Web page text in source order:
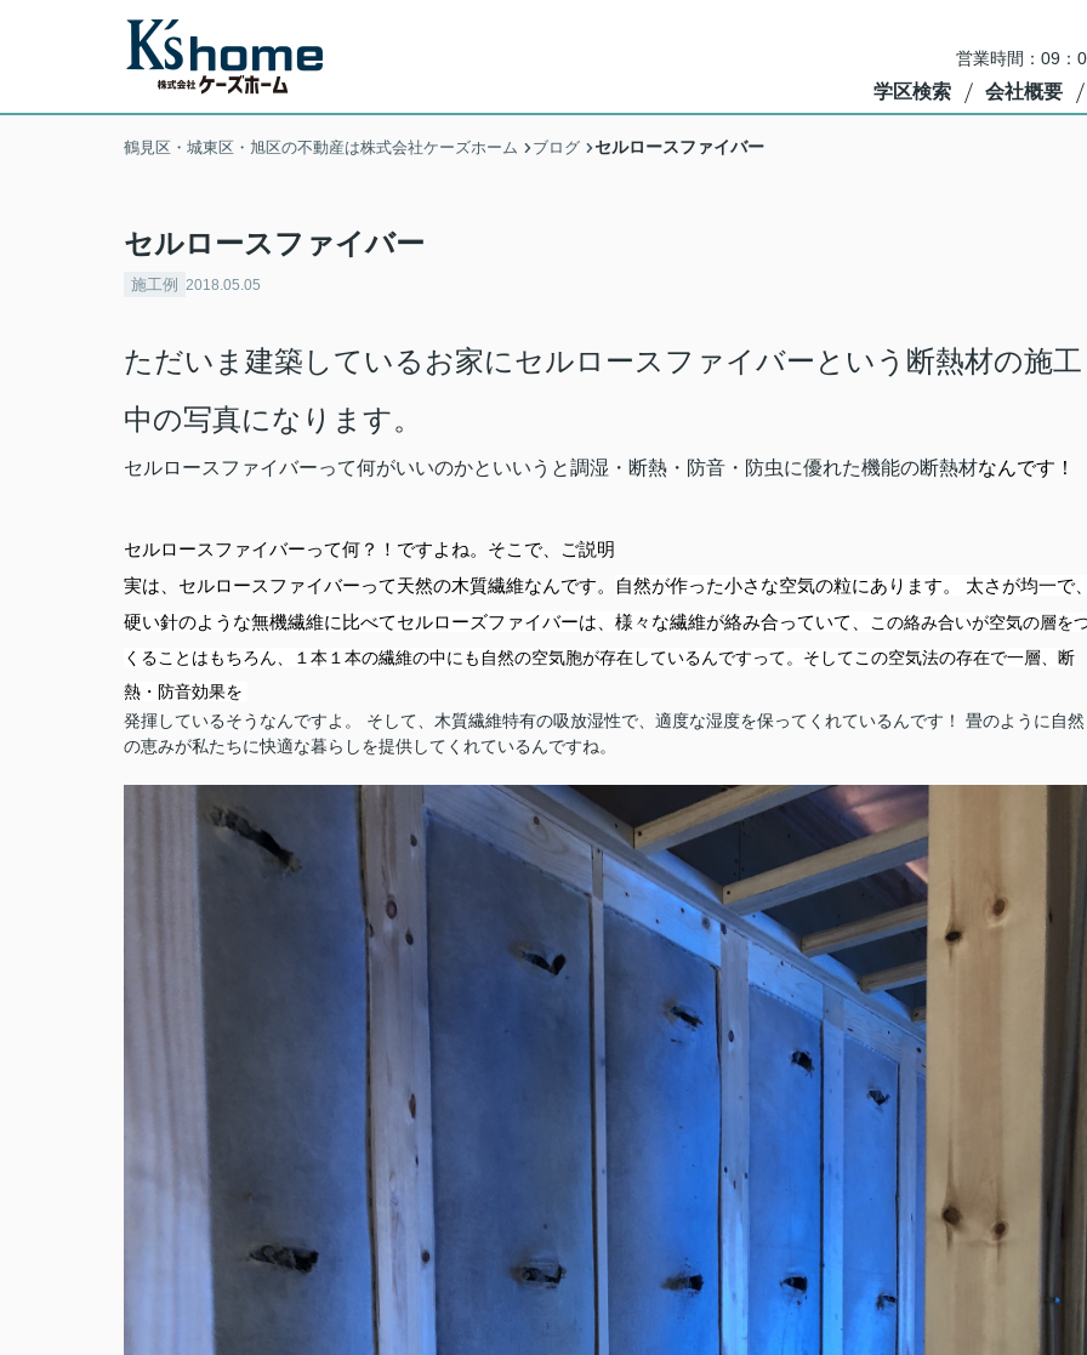
営業時間：09：
学区検索 会社概要
鶴見区・城東区・旭区の不動産は株式会社ケーズホーム ブログ セルロースファイバー
セルロースファイバー
施工例 2018.05.05
ただいま建築しているお家にセルロースファイバーという断熱材の施工
中の写真になります。
セルロースファイバーって何がいいのかといいうと調湿・断熱・防音・防虫に優れた機能の断熱材なんです！
セルロースファイバーって何？！ですよね。そこで、ご説明
実は、セルロースファイバーって天然の木質繊維なんです。
自然が作った小さな空気の粒にあります。 太さが均一で
硬い針のような無機繊維に比べてセルローズファイバーは、様々な繊維が絡み合っていて、
この絡み合いが空気の層を
くることはもちろん、１本１本の繊維の中にも自然の空気胞が存在しているんですって。そしてこの空気法の存在で一層、断
熱・防音効果を
発揮しているそうなんですよ。
そして、 木質繊維特有の吸放湿性で、適度な湿度を保ってくれているんです！ 畳のように 自然
の恵みが私たちに快適な暮らしを提供してくれているんですね。